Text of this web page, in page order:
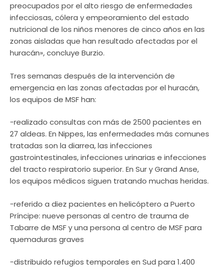
preocupados por el alto riesgo de enfermedades
infecciosas, cólera y empeoramiento del estado
nutricional de los niños menores de cinco años en las
zonas aisladas que han resultado afectadas por el
huracán», concluye Burzio.
Tres semanas después de la intervención de
emergencia en las zonas afectadas por el huracán,
los equipos de MSF han:
-realizado consultas con más de 2500 pacientes en
27 aldeas. En Nippes, las enfermedades más comunes
tratadas son la diarrea, las infecciones
gastrointestinales, infecciones urinarias e infecciones
del tracto respiratorio superior. En Sur y Grand Anse,
los equipos médicos siguen tratando muchas heridas.
-referido a diez pacientes en helicóptero a Puerto
Príncipe: nueve personas al centro de trauma de
Tabarre de MSF y una persona al centro de MSF para
quemaduras graves
-distribuido refugios temporales en Sud para 1.400